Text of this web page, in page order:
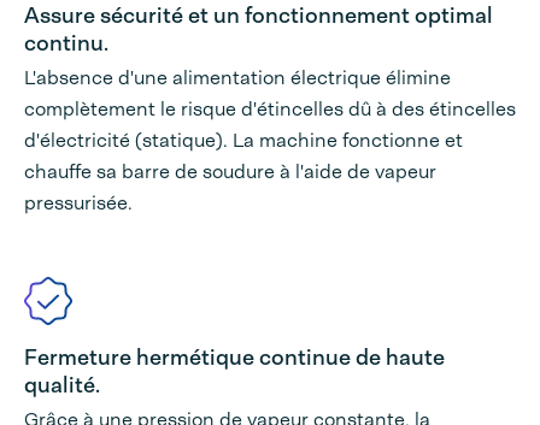
Assure sécurité et un fonctionnement optimal
continu.
L'absence d'une alimentation électrique élimine
complètement le risque d'étincelles dû à des étincelles
d'électricité (statique). La machine fonctionne et
chauffe sa barre de soudure à l'aide de vapeur
pressurisée.
Fermeture hermétique continue de haute
qualité.
Grâce à une pression de vapeur constante, la